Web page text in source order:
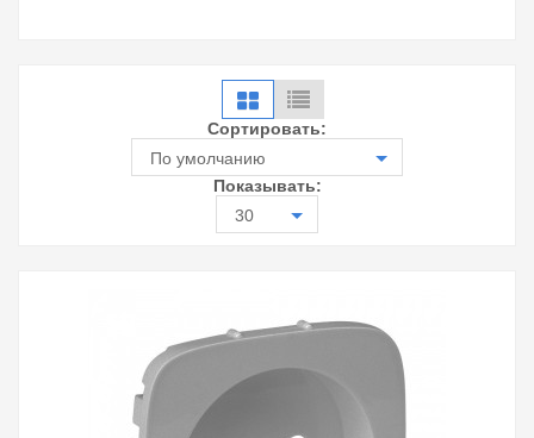
Сортировать:
По умолчанию
Показывать:
30